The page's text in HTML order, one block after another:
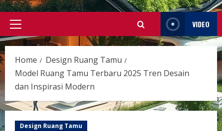
Primary
Menu
VIDEO
Home
Design Ruang Tamu
Model Ruang Tamu Terbaru 2025 Tren Desain
dan Inspirasi Modern
Design Ruang Tamu